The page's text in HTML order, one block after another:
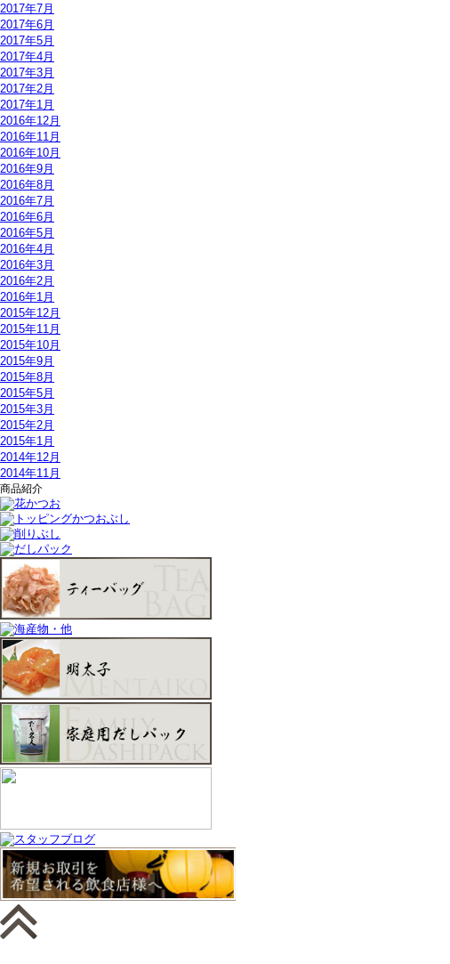
2017年7月
2017年6月
2017年5月
2017年4月
2017年3月
2017年2月
2017年1月
2016年12月
2016年11月
2016年10月
2016年9月
2016年8月
2016年7月
2016年6月
2016年5月
2016年4月
2016年3月
2016年2月
2016年1月
2015年12月
2015年11月
2015年10月
2015年9月
2015年8月
2015年5月
2015年3月
2015年2月
2015年1月
2014年12月
2014年11月
商品紹介